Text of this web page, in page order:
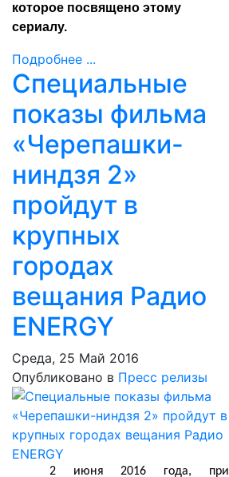
которое посвящено этому
сериалу.
Подробнее ...
Специальные
показы фильма
«Черепашки-
ниндзя 2»
пройдут в
крупных
городах
вещания Радио
ENERGY
Среда, 25 Май 2016
Опубликовано в Пресс релизы
2 июня 2016 года, при